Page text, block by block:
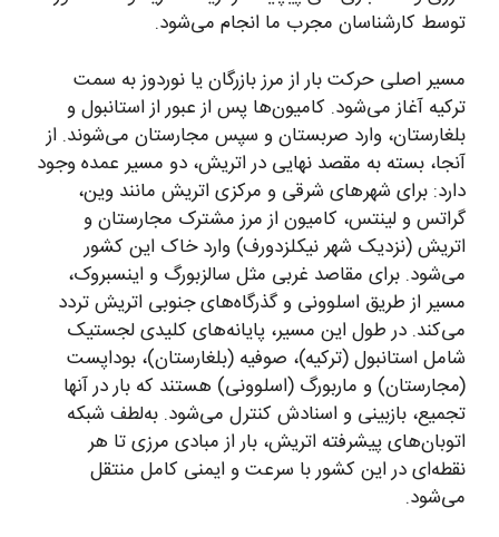
توسط کارشناسان مجرب ما انجام می‌شود.
مسیر اصلی حرکت بار از مرز بازرگان یا نوردوز به سمت
ترکیه آغاز می‌شود. کامیون‌ها پس از عبور از استانبول و
بلغارستان، وارد صربستان و سپس مجارستان می‌شوند. از
آنجا، بسته به مقصد نهایی در اتریش، دو مسیر عمده وجود
دارد: برای شهرهای شرقی و مرکزی اتریش مانند وین،
گراتس و لینتس، کامیون از مرز مشترک مجارستان و
اتریش (نزدیک شهر نیکلزدورف) وارد خاک این کشور
می‌شود. برای مقاصد غربی مثل سالزبورگ و اینسبروک،
مسیر از طریق اسلوونی و گذرگاه‌های جنوبی اتریش تردد
می‌کند. در طول این مسیر، پایانه‌های کلیدی لجستیک
شامل استانبول (ترکیه)، صوفیه (بلغارستان)، بوداپست
(مجارستان) و ماربورگ (اسلوونی) هستند که بار در آنها
تجمیع، بازبینی و اسنادش کنترل می‌شود. به‌لطف شبکه
اتوبان‌های پیشرفته اتریش، بار از مبادی مرزی تا هر
نقطه‌ای در این کشور با سرعت و ایمنی کامل منتقل
می‌شود.